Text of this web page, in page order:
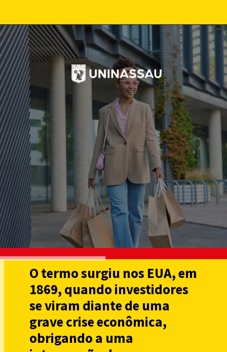
O termo surgiu nos EUA, em
1869, quando investidores
se viram diante de uma
grave crise econômica,
obrigando a uma